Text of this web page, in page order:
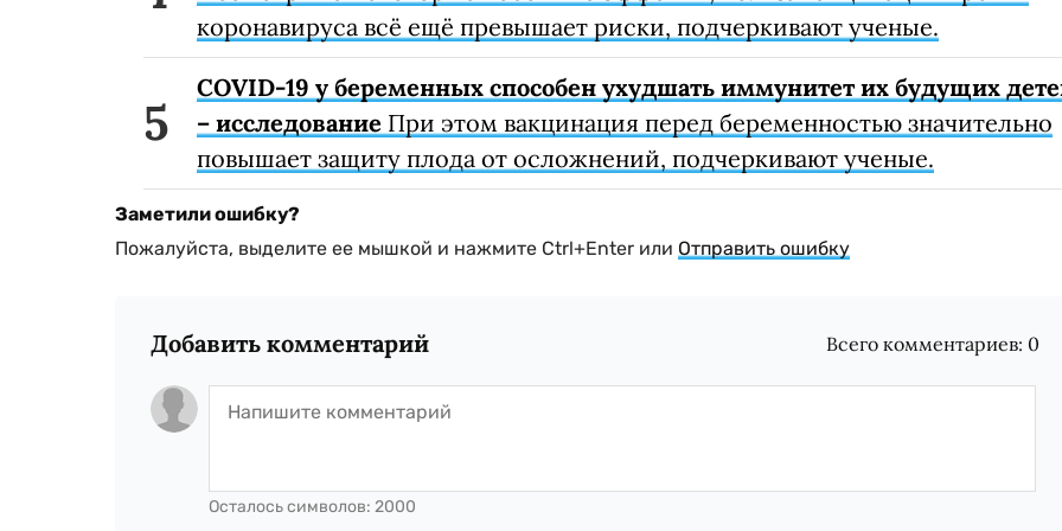
коронавируса всё ещё превышает риски, подчеркивают ученые.
COVID-19 у беременных способен ухудшать иммунитет их будущих
– исследование При этом вакцинация перед беременностью значительно
повышает защиту плода от осложнений, подчеркивают ученые.
Заметили ошибку?
Пожалуйста, выделите ее мышкой и нажмите Ctrl+Enter или Отправить ошибку
Добавить комментарий Всего комментариев: 0
Осталось символов: 2000